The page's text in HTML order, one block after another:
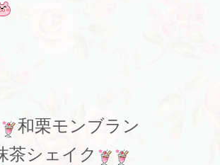
和栗モンブラン
茶シェイク